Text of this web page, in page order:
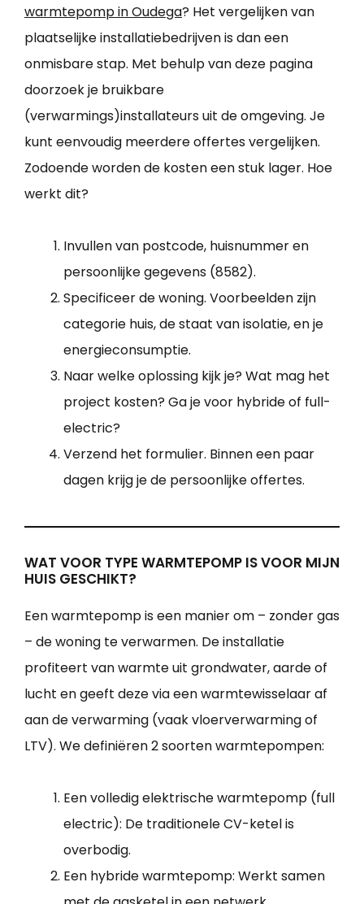
warmtepomp in Oudega? Het vergelijken van
plaatselijke installatiebedrijven is dan een
onmisbare stap. Met behulp van deze pagina
doorzoek je bruikbare
(verwarmings)installateurs uit de omgeving. Je
kunt eenvoudig meerdere offertes vergelijken.
Zodoende worden de kosten een stuk lager. Hoe
werkt dit?
Invullen van postcode, huisnummer en
persoonlijke gegevens (8582).
Specificeer de woning. Voorbeelden zijn
categorie huis, de staat van isolatie, en je
energieconsumptie.
Naar welke oplossing kijk je? Wat mag het
project kosten? Ga je voor hybride of full-
electric?
Verzend het formulier. Binnen een paar
dagen krijg je de persoonlijke offertes.
WAT VOOR TYPE WARMTEPOMP IS VOOR MIJN
HUIS GESCHIKT?
Een warmtepomp is een manier om – zonder gas
– de woning te verwarmen. De installatie
profiteert van warmte uit grondwater, aarde of
lucht en geeft deze via een warmtewisselaar af
aan de verwarming (vaak vloerverwarming of
LTV). We definiëren 2 soorten warmtepompen:
Een volledig elektrische warmtepomp (full
electric): De traditionele CV-ketel is
overbodig.
Een hybride warmtepomp: Werkt samen